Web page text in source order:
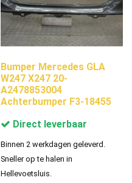
Bumper Mercedes GLA
W247 X247 20-
A2478853004
Achterbumper F3-18455
Direct leverbaar
Binnen 2 werkdagen geleverd.
Sneller op te halen in
Hellevoetsluis.